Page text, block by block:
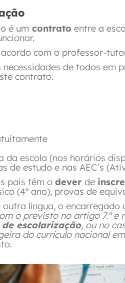
é um contrato entre a
com o professor-
de todos em
contrato.
da escola (nos horários
de estudo e nas AEC’s
pais têm o dever de
(4º ano), provas de
língua, o encarregado
o previsto no artigo 7.º
escolarização, ou no
do currículo nacional